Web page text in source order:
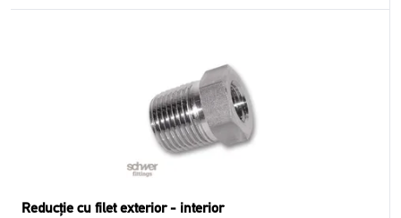
Reducţie cu filet exterior - interior